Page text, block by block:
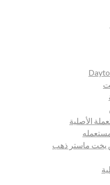
الأصلية
يخت ماستر ذهب